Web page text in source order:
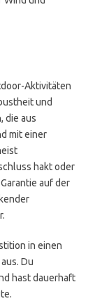
Aktivitäten
und
die aus
mit einer
hakt oder
auf der
in einen
Du
hast dauerhaft